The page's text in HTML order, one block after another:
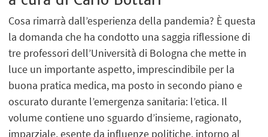
Cosa rimarrà dall’esperienza della pandemia? È questa
la domanda che ha condotto una saggia riflessione di
tre professori dell’Università di Bologna che mette in
luce un importante aspetto, imprescindibile per la
buona pratica medica, ma posto in secondo piano e
oscurato durante l’emergenza sanitaria: l’etica. Il
volume contiene uno sguardo d’insieme, ragionato,
imparziale, esente da influenze politiche, intorno al